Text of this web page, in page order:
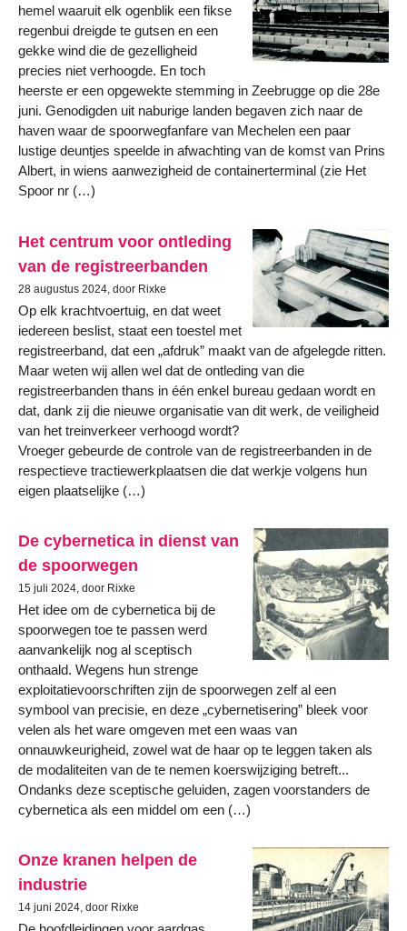
hemel waaruit elk ogenblik een fikse
regenbui dreigde te gutsen en een
gekke wind die de gezelligheid
precies niet verhoogde. En toch
heerste er een opgewekte stemming in Zeebrugge op die 28e
juni. Genodigden uit naburige landen begaven zich naar de
haven waar de spoorwegfanfare van Mechelen een paar
lustige deuntjes speelde in afwachting van de komst van Prins
Albert, in wiens aanwezigheid de containerterminal (zie Het
Spoor nr (…)
Het centrum voor ontleding
van de registreerbanden
28 augustus 2024, door Rixke
Op elk krachtvoertuig, en dat weet
iedereen beslist, staat een toestel met
registreerband, dat een „afdruk” maakt van de afgelegde ritten.
Maar weten wij allen wel dat de ontleding van die
registreerbanden thans in één enkel bureau gedaan wordt en
dat, dank zij die nieuwe organisatie van dit werk, de veiligheid
van het treinverkeer verhoogd wordt?
Vroeger gebeurde de controle van de registreerbanden in de
respectieve tractiewerkplaatsen die dat werkje volgens hun
eigen plaatselijke (…)
De cybernetica in dienst van
de spoorwegen
15 juli 2024, door Rixke
Het idee om de cybernetica bij de
spoorwegen toe te passen werd
aanvankelijk nog al sceptisch
onthaald. Wegens hun strenge
exploitatievoorschriften zijn de spoorwegen zelf al een
symbool van precisie, en deze „cybernetisering” bleek voor
velen als het ware omgeven met een waas van
onnauwkeurigheid, zowel wat de haar op te leggen taken als
de modaliteiten van de te nemen koerswijziging betreft...
Ondanks deze sceptische geluiden, zagen voorstanders de
cybernetica als een middel om een (…)
Onze kranen helpen de
industrie
14 juni 2024, door Rixke